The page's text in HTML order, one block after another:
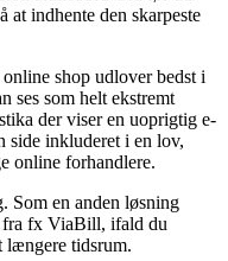
at indhente den skarpeste
shop udlover bedst i
ses som helt ekstremt
der viser en uoprigtig e-
side inkluderet i en lov,
online forhandlere.
Som en anden løsning
fra fx ViaBill, ifald du
længere tidsrum.